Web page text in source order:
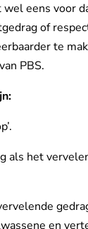
eens voor
of
te
PBS.
als het
en